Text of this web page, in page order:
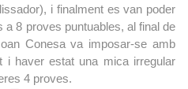
i finalment es van poder
a 8 proves puntuables, al final de
Conesa va imposar-se amb
i haver estat una mica irregular
4 proves.